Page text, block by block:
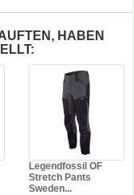
HABEN
Legendfossil OF
Stretch Pants
Sweden...